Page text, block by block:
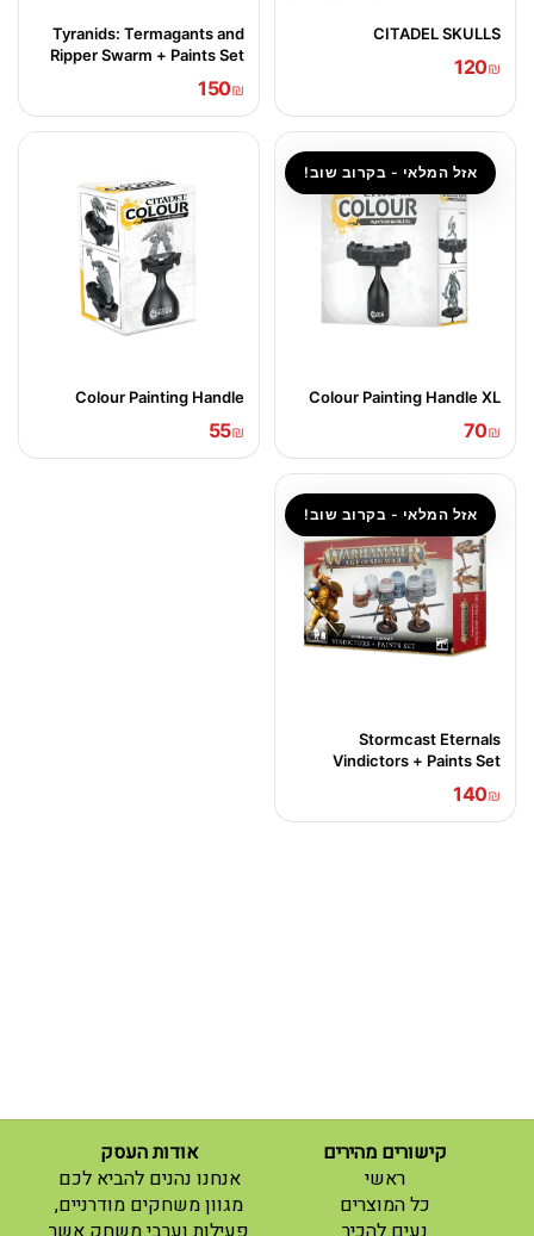
CITADEL SKULLS
₪
120
Tyranids: Termagants and
Ripper Swarm + Paints Set
₪
150
אזל המלאי - בקרוב שוב!
Colour Painting Handle XL
₪
70
Colour Painting Handle
₪
55
אזל המלאי - בקרוב שוב!
Stormcast Eternals
Vindictors + Paints Set
₪
140
קישורים מהירים
ראשי
(current)
כל המוצרים
אודות העסק
אנחנו נהנים להביא לכם
מגוון משחקים מודרניים,